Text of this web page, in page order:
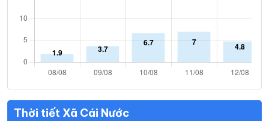
Thời tiết Xã Cái Nước